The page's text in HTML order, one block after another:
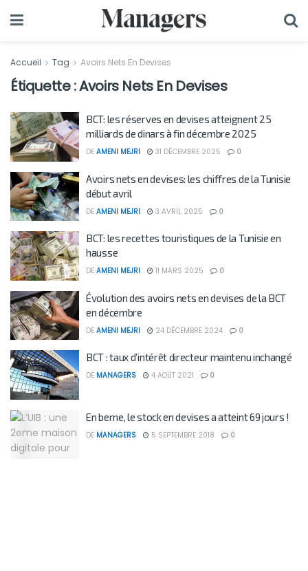
Accueil Tag Avoirs Nets En Devises
Étiquette :Avoirs Nets En Devises
BCT: les réserves en devises atteignent 25
milliards de dinars à fin décembre 2025
DE AMENI MEJRI 31 DÉCEMBRE 2025 0
Avoirs nets en devises: les chiffres de la Tunisie
début avril
DE AMENI MEJRI 3 AVRIL 2025 0
BCT: les recettes touristiques de la Tunisie en
hausse
DE AMENI MEJRI 11 MARS 2025 0
Évolution des avoirs nets en devises de la BCT
en décembre
DE AMENI MEJRI 24 DÉCEMBRE 2024 0
BCT : taux d’intérêt directeur maintenu inchangé
DE MANAGERS 4 AOÛT 2021 0
En berne, le stock en devises a atteint 69 jours !
DE MANAGERS 5 SEPTEMBRE 2018 0